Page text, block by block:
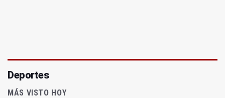
Deportes
MÁS VISTO HOY